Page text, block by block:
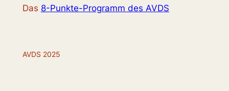
Das 8-Punkte-Programm des AVDS
AVDS 2025